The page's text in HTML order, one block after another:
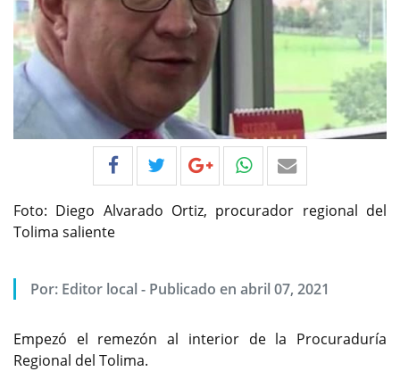
Foto: Diego Alvarado Ortiz, procurador regional del
Tolima saliente
Por: Editor local - Publicado en abril 07, 2021
Empezó el remezón al interior de la Procuraduría
Regional del Tolima.